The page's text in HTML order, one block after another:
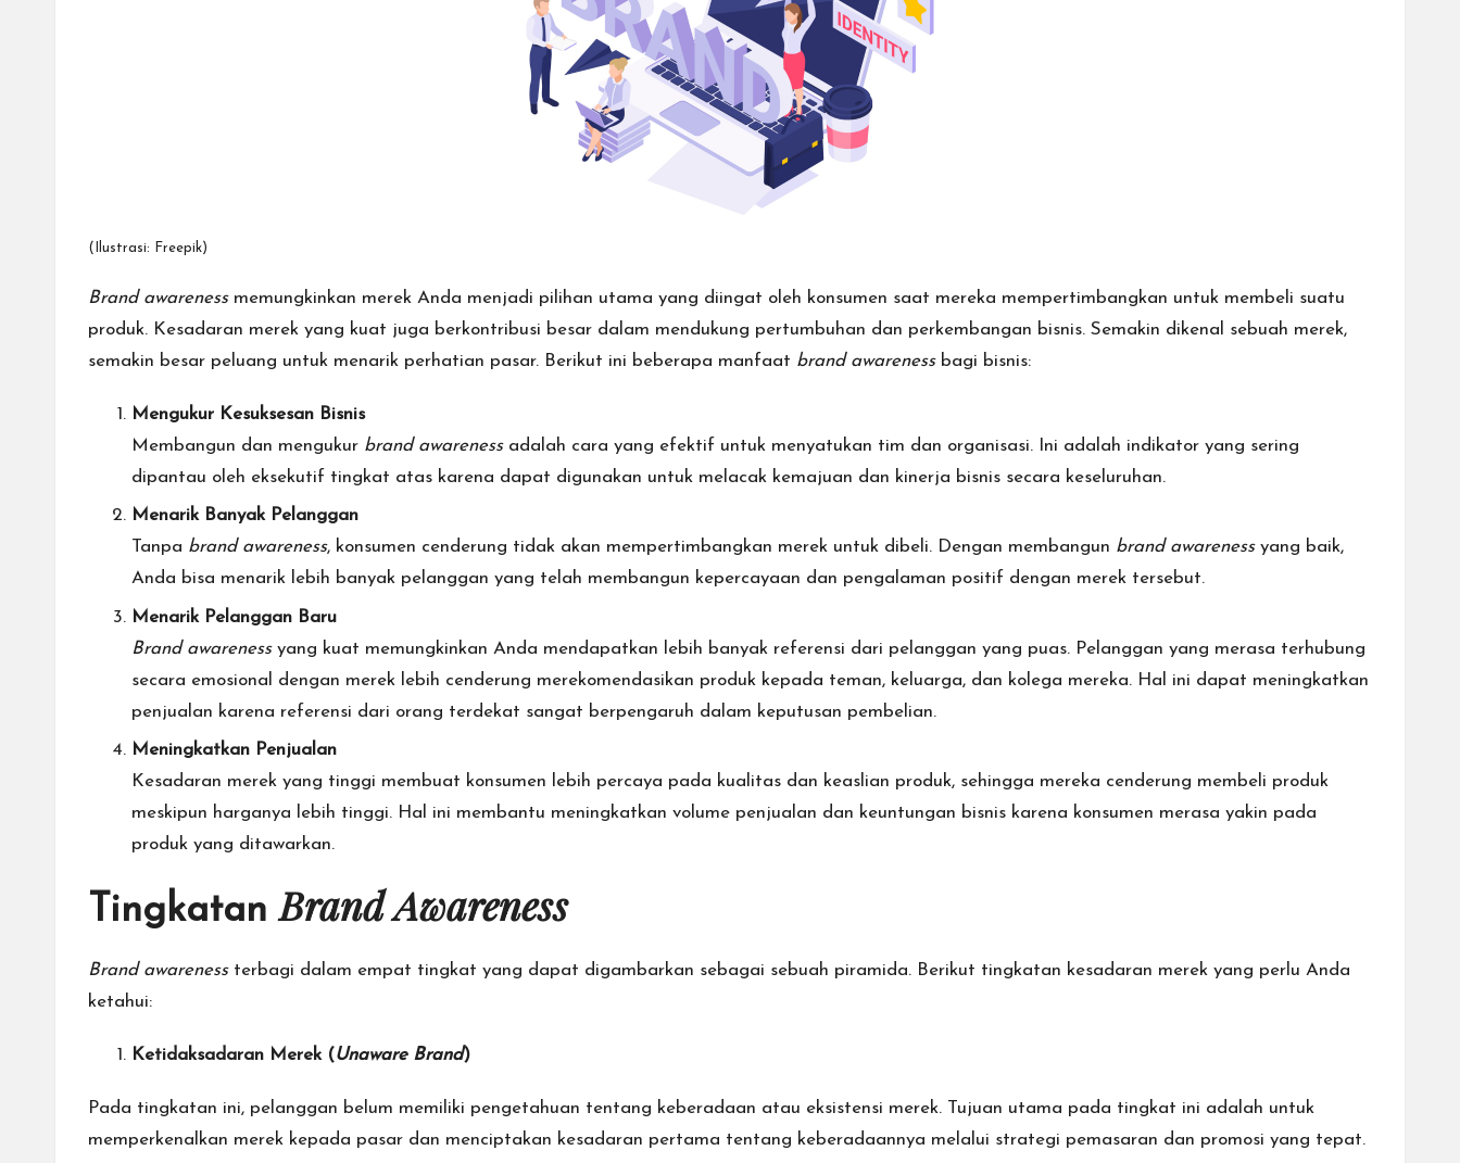
(Ilustrasi: Freepik)
Brand awareness memungkinkan merek Anda menjadi pilihan utama yang diingat oleh konsumen saat mereka mempertimbangkan untuk membeli suatu
produk. Kesadaran merek yang kuat juga berkontribusi besar dalam mendukung pertumbuhan dan perkembangan bisnis. Semakin dikenal sebuah merek,
semakin besar peluang untuk menarik perhatian pasar. Berikut ini beberapa manfaat brand awareness bagi bisnis:
Mengukur Kesuksesan Bisnis
Membangun dan mengukur brand awareness adalah cara yang efektif untuk menyatukan tim dan organisasi. Ini adalah indikator yang sering
dipantau oleh eksekutif tingkat atas karena dapat digunakan untuk melacak kemajuan dan kinerja bisnis secara keseluruhan.
Menarik Banyak Pelanggan
Tanpa brand awareness, konsumen cenderung tidak akan mempertimbangkan merek untuk dibeli. Dengan membangun brand awarenessyang baik,
Anda bisa menarik lebih banyak pelanggan yang telah membangun kepercayaan dan pengalaman positif dengan merek tersebut.
Menarik Pelanggan Baru
Brand awarenessyang kuat memungkinkan Anda mendapatkan lebih banyak referensi dari pelanggan yang puas. Pelanggan yang merasa terhubung
secara emosional dengan merek lebih cenderung merekomendasikan produk kepada teman, keluarga, dan kolega mereka. Hal ini dapat meningkatkan
penjualan karena referensi dari orang terdekat sangat berpengaruh dalam keputusan pembelian.
Meningkatkan Penjualan
Kesadaran merek yang tinggi membuat konsumen lebih percaya pada kualitas dan keaslian produk, sehingga mereka cenderung membeli produk
meskipun harganya lebih tinggi. Hal ini membantu meningkatkan volume penjualan dan keuntungan bisnis karena konsumen merasa yakin pada
produk yang ditawarkan.
TingkatanBrand Awareness
Brand awarenessterbagi dalam empat tingkat yang dapat digambarkan sebagai sebuah piramida. Berikut tingkatan kesadaran merek yang perlu Anda
ketahui:
Ketidaksadaran Merek (Unaware Brand)
Pada tingkatan ini, pelanggan belum memiliki pengetahuan tentang keberadaan atau eksistensi merek. Tujuan utama pada tingkat ini adalah untuk
memperkenalkan merek kepada pasar dan menciptakan kesadaran pertama tentang keberadaannya melalui strategi pemasaran dan promosi yang tepat.